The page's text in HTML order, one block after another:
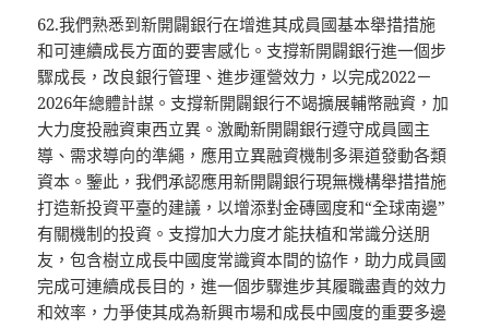
62.我們熟悉到新開闢銀行在增進其成員國基本舉措措施
和可連續成長方面的要害感化。支撐新開闢銀行進一個步
驟成長，改良銀行管理、進步運營效力，以完成2022－
2026年總體計謀。支撐新開闢銀行不竭擴展輔幣融資，加
大力度投融資東西立異。激勵新開闢銀行遵守成員國主
導、需求導向的準繩，應用立異融資機制多渠道發動各類
資本。鑒此，我們承認應用新開闢銀行現無機構舉措措施
打造新投資平臺的建議，以增添對金磚國度和“全球南邊”
有關機制的投資。支撐加大力度才能扶植和常識分送朋
友，包含樹立成長中國度常識資本間的協作，助力成員國
完成可連續成長目的，進一個步驟進步其履職盡責的效力
和效率，力爭使其成為新興市場和成長中國度的重要多邊